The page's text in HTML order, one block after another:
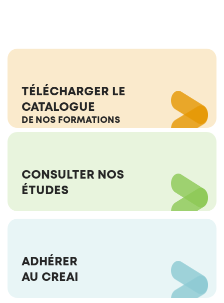
TÉLÉCHARGER LE
CATALOGUE
DE NOS FORMATIONS
CONSULTER NOS
ÉTUDES
ADHÉRER
AU CREAI